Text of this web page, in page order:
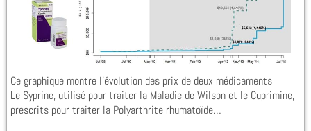
Ce graphique montre l’évolution des prix de deux médicaments
Le Syprine, utilisé pour traiter la Maladie de Wilson et le Cuprimine,
prescrits pour traiter la Polyarthrite rhumatoïde…